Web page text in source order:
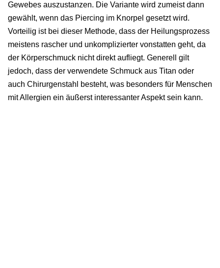
Gewebes auszustanzen. Die Variante wird zumeist dann
gewählt, wenn das Piercing im Knorpel gesetzt wird.
Vorteilig ist bei dieser Methode, dass der Heilungsprozess
meistens rascher und unkomplizierter vonstatten geht, da
der Körperschmuck nicht direkt aufliegt. Generell gilt
jedoch, dass der verwendete Schmuck aus Titan oder
auch Chirurgenstahl besteht, was besonders für Menschen
mit Allergien ein äußerst interessanter Aspekt sein kann.